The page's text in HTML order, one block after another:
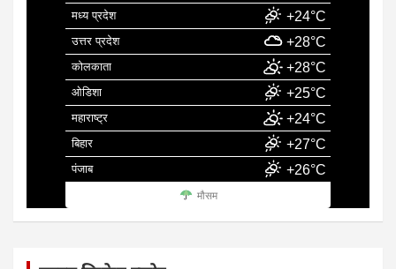
मध्य प्रदेश +24°C
उत्तर प्रदेश +28°C
कोलकाता +28°C
ओडिशा +25°C
महाराष्ट्र +24°C
बिहार +27°C
पंजाब +26°C
मौसम